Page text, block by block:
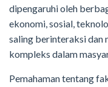
dipengaruhi oleh
ekonomi, sosial,
saling berinteraksi dan
kompleks dalam
Pemahaman tentang